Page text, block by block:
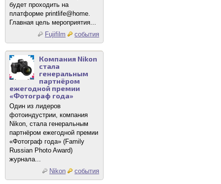
будет проходить на
платформе printlife@home.
Главная цель мероприятия...
Fujifilm
события
Компания Nikon
стала
генеральным
партнёром
ежегодной премии
«Фотограф года»
Один из лидеров
фотоиндустрии, компания
Nikon, стала генеральным
партнёром ежегодной премии
«Фотограф года» (Family
Russian Photo Award)
журнала...
Nikon
события